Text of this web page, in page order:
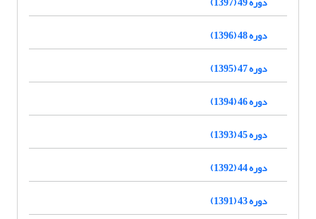
دوره 48 (1396)
دوره 47 (1395)
دوره 46 (1394)
دوره 45 (1393)
دوره 44 (1392)
دوره 43 (1391)